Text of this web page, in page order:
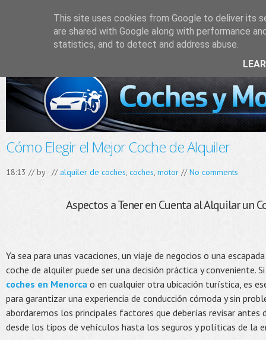
Cómo Elegir el Mejor Coche de Alquiler
18:13 // by- // alquiler de coches, coches, motor //No comments
Aspectos a Tener en Cuenta al Alquilar un
Ya sea para unas vacaciones, un viaje de negocios o una
coche de alquiler puede ser una decisión práctica y conveniente.
coches en Menorca o en cualquier otra ubicación turística, es
para garantizar una experiencia de conducción cómoda y sin
abordaremos los principales factores que deberías revisar antes
desde los tipos de vehículos hasta los seguros y políticas de la
This site uses cookies from Google to deliver its
are shared with Google along with performance
statistics, and to detect and address abuse.